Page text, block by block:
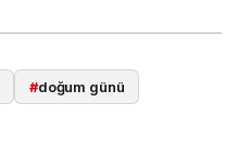
#doğum günü